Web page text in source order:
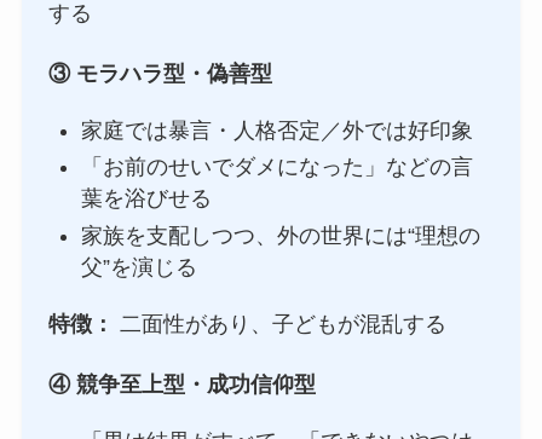
する
③ モラハラ型・偽善型
家庭では暴言・人格否定／外では好印象
「お前のせいでダメになった」などの言
葉を浴びせる
家族を支配しつつ、外の世界には“理想の
父”を演じる
特徴： 二面性があり、子どもが混乱する
④競争至上型・成功信仰型